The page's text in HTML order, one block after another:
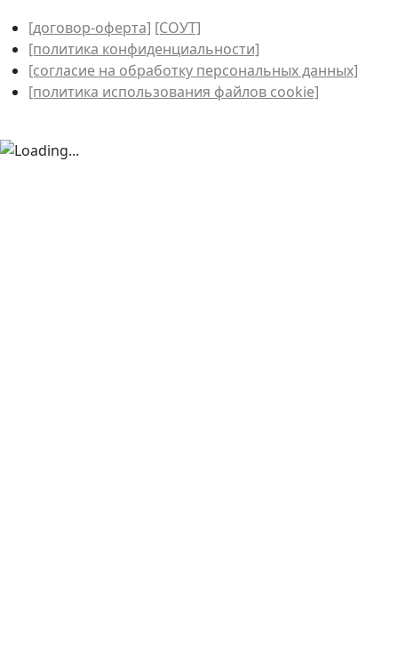
[договор-оферта] [СОУТ]
[политикa конфиденциальности]
[согласие на обработку персональных данных]
[политика использования файлов сookie]